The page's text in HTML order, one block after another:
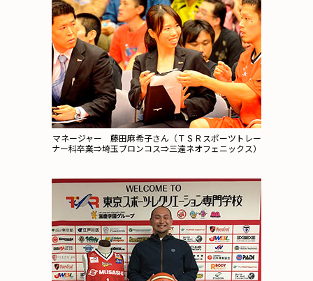
マネージャー 藤田麻希子さん（ＴＳＲスポーツトレー
ナー科卒業⇒埼玉ブロンコス⇒三遠ネオフェニックス）